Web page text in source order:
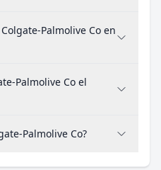
Palmolive Co en
Palmolive Co el
Palmolive Co?